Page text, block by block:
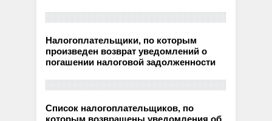
Налогоплательщики, по которым
произведен возврат уведомлений о
погашении налоговой задолженности
Список налогоплательщиков, по
которым возвращены уведомления об